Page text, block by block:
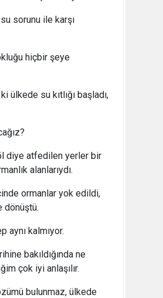
sorunu ile karşı
hiçbir şeye
ülkede su kıtlığı başladı,
diye atfedilen yerler bir
alanlarıydı.
ormanlar yok edildi,
dönüştü.
aynı kalmıyor.
bakıldığında ne
çok iyi anlaşılır.
bulunmaz, ülkede